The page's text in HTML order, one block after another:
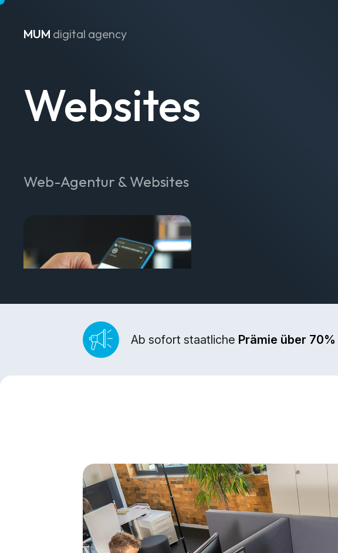
Zum Inhalt springen
MUM digital agency
Websites
Web-Agentur & Websites
Ab sofort staatliche Prämie über 70%